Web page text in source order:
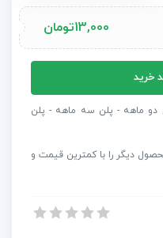
13,000تومان
خرید
دو ماهه - پلن سه ماهه - پلن